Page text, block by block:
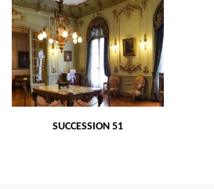
SUCCESSION 51